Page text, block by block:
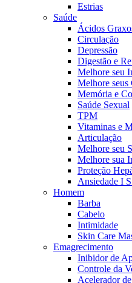
Estrias
Saúde
Ácidos
Circulação
Depressão
Digestão e
Melhore seu
Melhore seus
Memória e
Saúde Sexual
TPM
Vitaminas e
Articulação
Melhore seu
Melhore sua
Proteção
Ansiedade I
Homem
Barba
Cabelo
Intimidade
Skin Care
Emagrecimento
Inibidor de
Controle da
Acelerador